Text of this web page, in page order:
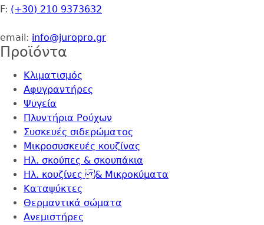
F: (+30) 210 9373632
email: info@juropro.gr
Προϊόντα
Κλιματισμός
Αφυγραντήρες
Ψυγεία
Πλυντήρια Ρούχων
Συσκευές σιδερώματος
Μικροσυσκευές κουζίνας
Ηλ. σκούπες & σκουπάκια
Ηλ. κουζίνες & Μικροκύματα
Καταψύκτες
Θερμαντικά σώματα
Ανεμιστήρες